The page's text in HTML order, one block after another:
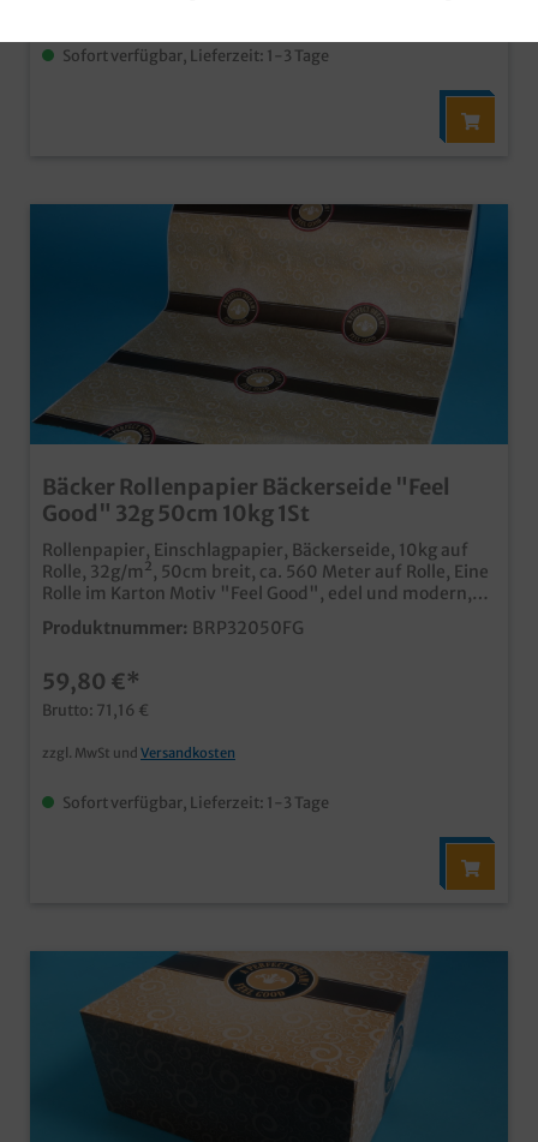
Sofort verfügbar, Lieferzeit: 1-3 Tage
Bäcker Rollenpapier Bäckerseide "Feel
Good" 32g 50cm 10kg 1St
Rollenpapier, Einschlagpapier, Bäckerseide, 10kg auf
Rolle, 32g/m², 50cm breit, ca. 560 Meter auf Rolle, Eine
Rolle im Karton Motiv "Feel Good", edel und modern,
ideal für Backwaren, Kuchen und Snacks in Kaffeehaus,
Bäckerei oder Konditorei umweltfreundliches und
und Konditorei Qualität "Made in Germany" Auch mit
Ihrem individuellen Motiv bedruckbar, fragen Sie
einfach unseren Kundenservice
Produktnummer: BRP32050FG
59,80 €*
Brutto: 71,16 €
zzgl. MwSt und Versandkosten
Sofort verfügbar, Lieferzeit: 1-3 Tage